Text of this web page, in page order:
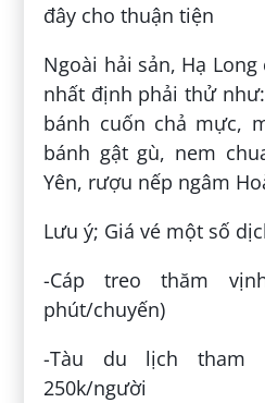
đây cho thuận tiện
Ngoài hải sản, Hạ
nhất định phải thử
bánh cuốn chả mực,
bánh gật gù, nem
Yên, rượu nếp ngâm
Lưu ý; Giá vé một số
-Cáp treo thăm
phút/chuyến)
-Tàu du lịch tham
250k/người